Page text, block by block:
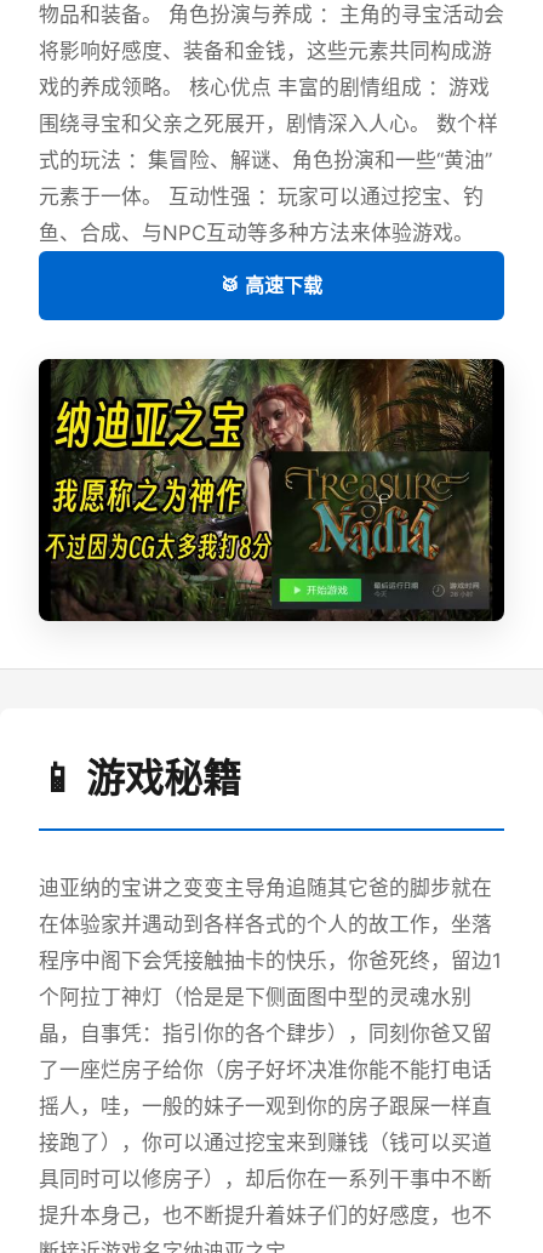
物品和装备。 角色扮演与养成 ：主角的寻宝活动会
将影响好感度、装备和金钱，这些元素共同构成游
戏的养成领略。 核心优点 丰富的剧情组成 ：游戏
围绕寻宝和父亲之死展开，剧情深入人心。 数个样
式的玩法 ：集冒险、解谜、角色扮演和一些“黄油”
元素于一体。 互动性强 ：玩家可以通过挖宝、钓
鱼、合成、与NPC互动等多种方法来体验游戏。
🥁 高速下载
📱 游戏秘籍
迪亚纳的宝讲之变变主导角追随其它爸的脚步就在
在体验家并遇动到各样各式的个人的故工作，坐落
程序中阁下会凭接触抽卡的快乐，你爸死终，留边1
个阿拉丁神灯（恰是是下侧面图中型的灵魂水别
晶，自事凭：指引你的各个肆步），同刻你爸又留
了一座烂房子给你（房子好坏决准你能不能打电话
摇人，哇，一般的妹子一观到你的房子跟屎一样直
接跑了），你可以通过挖宝来到赚钱（钱可以买道
具同时可以修房子），却后你在一系列干事中不断
提升本身己，也不断提升着妹子们的好感度，也不